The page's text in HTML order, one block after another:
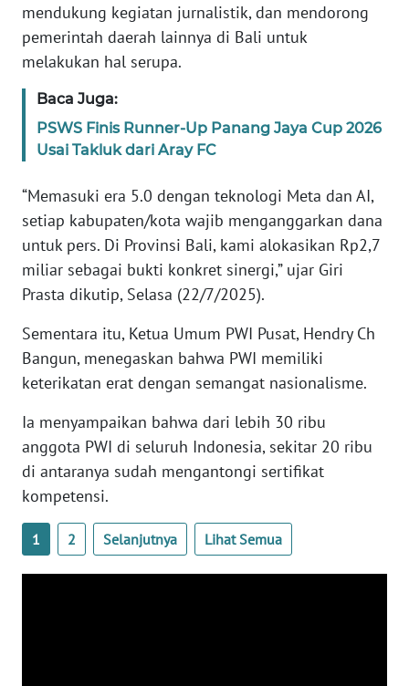
mendukung kegiatan jurnalistik, dan mendorong
pemerintah daerah lainnya di Bali untuk
melakukan hal serupa.
Baca Juga:
PSWS Finis Runner-Up Panang Jaya Cup 2026
Usai Takluk dari Aray FC
“Memasuki era 5.0 dengan teknologi Meta dan AI,
setiap kabupaten/kota wajib menganggarkan dana
untuk pers. Di Provinsi Bali, kami alokasikan Rp2,7
miliar sebagai bukti konkret sinergi,” ujar Giri
Prasta dikutip, Selasa (22/7/2025).
Sementara itu, Ketua Umum PWI Pusat, Hendry Ch
Bangun, menegaskan bahwa PWI memiliki
keterikatan erat dengan semangat nasionalisme.
Ia menyampaikan bahwa dari lebih 30 ribu
anggota PWI di seluruh Indonesia, sekitar 20 ribu
di antaranya sudah mengantongi sertifikat
kompetensi.
1 2 Selanjutnya Lihat Semua
WN
KEPRI
WN
PAPUA
PAPUA
BARAT
WN
RIAU
WN
WN
SULTRA
NTB